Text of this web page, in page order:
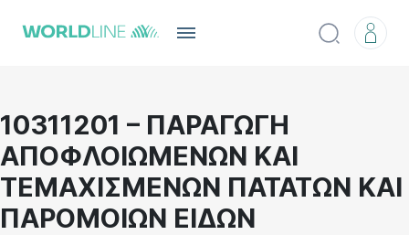
10311201 – ΠΑΡΑΓΩΓΗ
ΑΠΟΦΛΟΙΩΜΕΝΩΝ ΚΑΙ
ΤΕΜΑΧΙΣΜΕΝΩΝ ΠΑΤΑΤΩΝ ΚΑΙ
ΠΑΡΟΜΟΙΩΝ ΕΙΔΩΝ